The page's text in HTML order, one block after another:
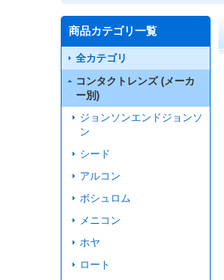
商品カテゴリ一覧
全カテゴリ
コンタクトレンズ (メーカ
ー別)
ジョンソンエンドジョンソ
ン
シード
アルコン
ボシュロム
メニコン
ホヤ
ロート